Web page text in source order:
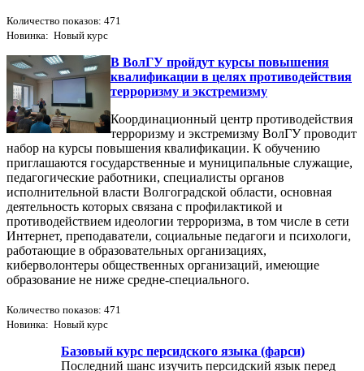
Количество показов: 471
Новинка: Новый курс
В ВолГУ пройдут курсы повышения
квалификации в целях противодействия
терроризму и экстремизму
Координационный центр противодействия
терроризму и экстремизму ВолГУ проводит
набор на курсы повышения квалификации. К обучению
приглашаются государственные и муниципальные служащие,
педагогические работники, специалисты органов
исполнительной власти Волгоградской области, основная
деятельность которых связана с профилактикой и
противодействием идеологии терроризма, в том числе в сети
Интернет, преподаватели, социальные педагоги и психологи,
работающие в образовательных организациях,
киберволонтеры общественных организаций, имеющие
образование не ниже средне-специального.
Количество показов: 471
Новинка: Новый курс
Базовый курс персидского языка (фарси)
Последний шанс изучить персидский язык перед